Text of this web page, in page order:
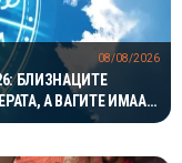
БЛИЗНАЦИТЕ
А ВАГИТЕ ИМААТ
08/08/2026